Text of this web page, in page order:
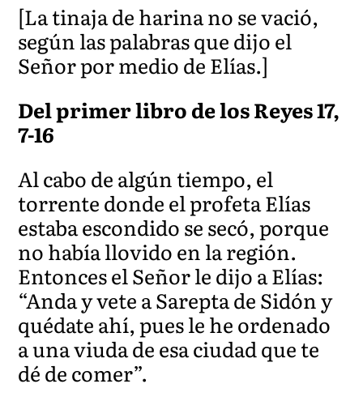
[La tinaja de harina no se vació,
según las palabras que dijo el
Señor por medio de Elías.]
Del primer libro de los Reyes 17,
7-16
Al cabo de algún tiempo, el
torrente donde el profeta Elías
estaba escondido se secó, porque
no había llovido en la región.
Entonces el Señor le dijo a Elías:
“Anda y vete a Sarepta de Sidón y
quédate ahí, pues le he ordenado
a una viuda de esa ciudad que te
dé de comer”.